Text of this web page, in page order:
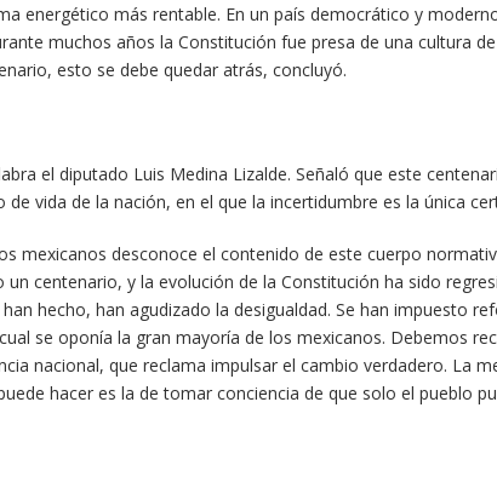
energético más rentable. En un país democrático y
muchos años la Constitución fue presa de una cultura
esto se debe quedar atrás, concluyó.
el diputado Luis Medina Lizalde. Señaló que este
vida de la nación, en el que la incertidumbre es la única
mexicanos desconoce el contenido de este cuerpo
un centenario, y la evolución de la Constitución ha sido
hecho, han agudizado la desigualdad. Se han impuesto
se oponía la gran mayoría de los mexicanos. Debemos
nacional, que reclama impulsar el cambio verdadero. La
hacer es la de tomar conciencia de que solo el pueblo